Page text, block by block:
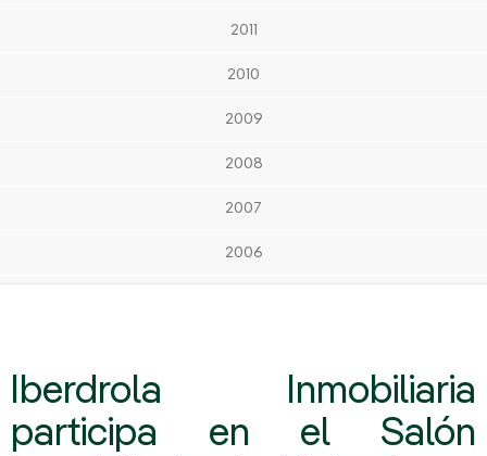
2011
2010
2009
2008
2007
2006
Iberdrola Inmobiliaria
participa en el Salón